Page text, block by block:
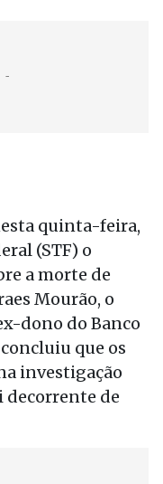
quinta-feira,
(STF) o
a morte de
Mourão, o
dono do Banco
que os
investigação
decorrente de